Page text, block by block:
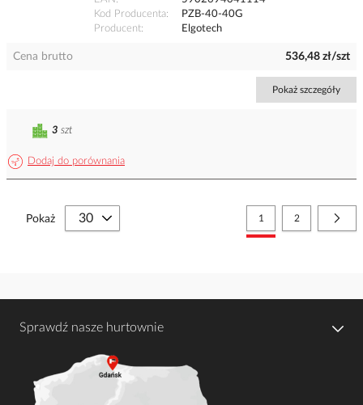
Kod Producenta
PZB-40-40G
Producent
Elgotech
Cena brutto 536,48 zł/szt
Pokaż szczegóły
Dodaj do porównania
3 szt
Strona
Aktualnie czytasz stronę
1 Strona
2
Pokaż
Sprawdź nasze hurtownie